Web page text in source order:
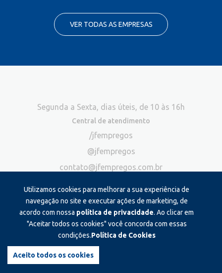
VER TODAS AS EMPRESAS
Utilizamos cookies para melhorar a sua experiência de
navegação no site e executar ações de marketing, de
acordo com nossa política de privacidade. Ao clicar em
"Aceitar todos os cookies" você concorda com essas
condições.Política de Cookies
Aceito todos os cookies
Segunda a Sexta, dias úteis, de 10 às 16h
Central de atendimento
/jfempregos
@jfempregos
contato@jfempregos.com.br
Publicidade
*Exclusivo para atendimento via chat. Não atendemos ligações neste
canal
Produzido e administrado por:
©2026 JF Empregos. Todos os direitos reservados